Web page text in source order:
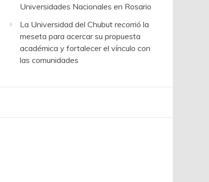
Universidades Nacionales en Rosario
La Universidad del Chubut recorrió la
meseta para acercar su propuesta
académica y fortalecer el vínculo con
las comunidades